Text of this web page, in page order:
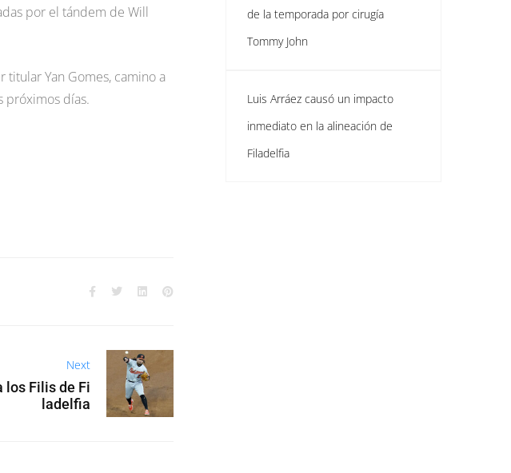
por el tándem de Will
Yan Gomes, camino a
próximos días.
Next
los Filis de Fi
ladelfia
de la temporada por cirugía
Tommy John
Luis Arráez causó un impacto
inmediato en la alineación de
Filadelfia